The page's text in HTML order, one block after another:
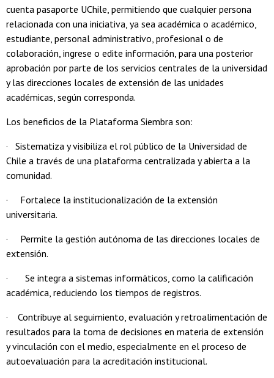
cuenta pasaporte UChile, permitiendo que cualquier persona
relacionada con una iniciativa, ya sea académica o académico,
estudiante, personal administrativo, profesional o de
colaboración, ingrese o edite información, para una posterior
aprobación por parte de los servicios centrales de la universidad
y las direcciones locales de extensión de las unidades
académicas, según corresponda.
Los beneficios de la Plataforma Siembra son:
· Sistematiza y visibiliza el rol público de la Universidad de
Chile a través de una plataforma centralizada y abierta a la
comunidad.
· Fortalece la institucionalización de la extensión
universitaria.
· Permite la gestión autónoma de las direcciones locales de
extensión.
· Se integra a sistemas informáticos, como la calificación
académica, reduciendo los tiempos de registros.
· Contribuye al seguimiento, evaluación y retroalimentación de
resultados para la toma de decisiones en materia de extensión
y vinculación con el medio, especialmente en el proceso de
autoevaluación para la acreditación institucional.